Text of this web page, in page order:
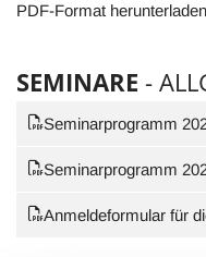
PDF-Format herunterladen
SEMINARE -
Seminarprogramm
Seminarprogramm
Anmeldeformular für